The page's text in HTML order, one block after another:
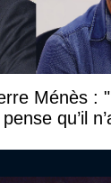
Ménès :
qu’il